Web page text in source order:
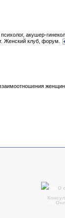
акушер-
Женский клуб, форум.
01 О